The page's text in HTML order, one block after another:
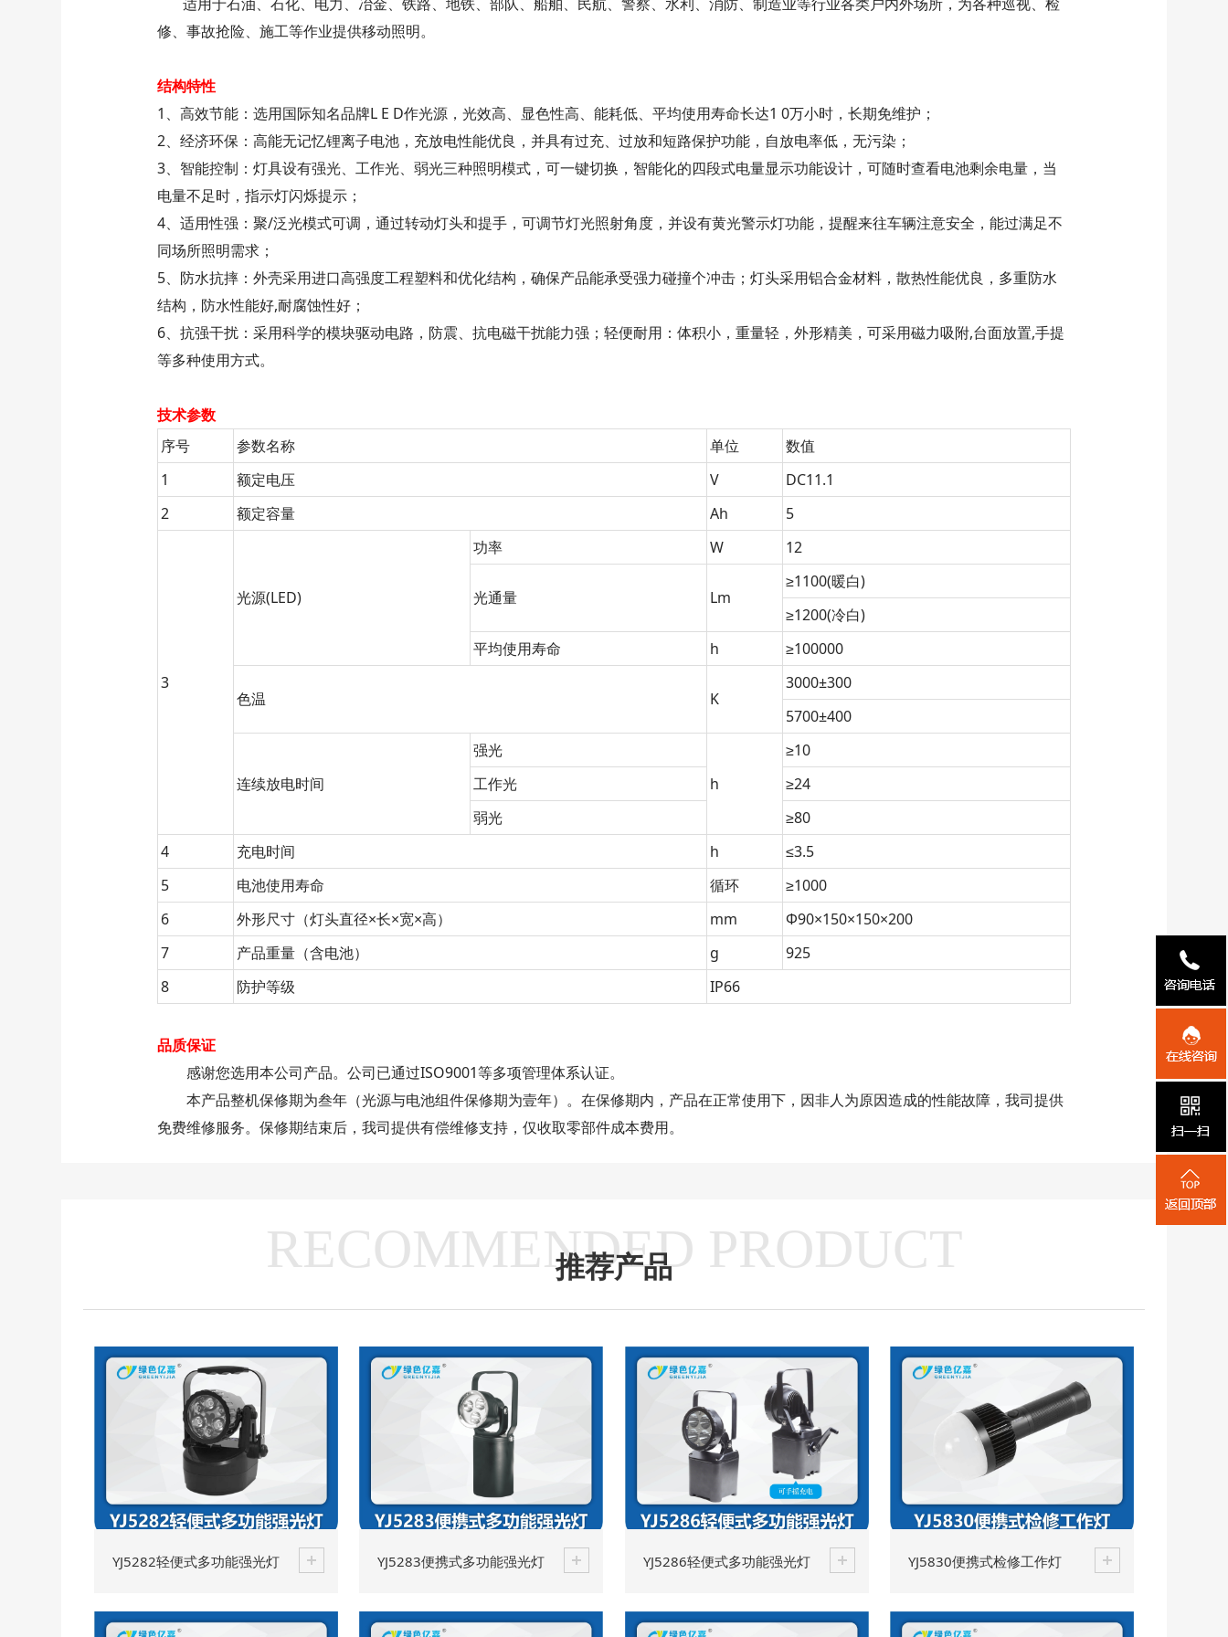
修、事故抢险、施工等作业提供移动照明。
结构特性
1、高效节能：选用国际知名品牌L E D作光源，光效高、显色性高、能耗低、平均使用寿命长达1 0万小时，长期免维护；
2、经济环保：高能无记忆锂离子电池，充放电性能优良，并具有过充、过放和短路保护功能，自放电率低，无污染；
3、智能控制：灯具设有强光、工作光、弱光三种照明模式，可一键切换，智能化的四段式电量显示功能设计，可随时查看电池剩余电量，当
电量不足时，指示灯闪烁提示；
4、适用性强：聚/泛光模式可调，通过转动灯头和提手，可调节灯光照射角度，并设有黄光警示灯功能，提醒来往车辆注意安全，能过满足不
同场所照明需求；
5、防水抗摔：外壳采用进口高强度工程塑料和优化结构，确保产品能承受强力碰撞个冲击；灯头采用铝合金材料，散热性能优良，多重防水
结构，防水性能好,耐腐蚀性好；
6、抗强干扰：采用科学的模块驱动电路，防震、抗电磁干扰能力强；轻便耐用：体积小，重量轻，外形精美，可采用磁力吸附,台面放置,手提
等多种使用方式。
技术参数
序号
参数名称 单位
数值
1
额定电压 V
DC11.1
2
额定容量 Ah 5
3
光源(LED)
功率 W 12
光通量 Lm
≥1100(暖白)
≥1200(冷白)
平均使用寿命
h ≥100000
色温 K
3000±300
5700±400
连续放电时间
强光
h
≥10
工作光
≥24
弱光
≥80
4
充电时间 h
≤3.5
5
电池使用寿命 循环
≥1000
6
外形尺寸（灯头直径×长×宽×高） mm
Φ90×150×150×200
7
产品重量（含电池） g
925
8
防护等级 IP66
品质保证
感谢您选用本公司产品。公司已通过ISO9001等多项管理体系认证。
本产品整机保修期为叁年（光源与电池组件保修期为壹年）。在保修期内，产品在正常使用下，因非人为原因造成的性能故障，我司提供
免费维修服务。保修期结束后，我司提供有偿维修支持，仅收取零部件成本费用。
RECOMMENDED PRODUCT
推荐产品
YJ5282轻便式多功能强光灯 YJ5283便携式多功能强光灯 YJ5286轻便式多功能强光灯 YJ5830便携式检修工作灯